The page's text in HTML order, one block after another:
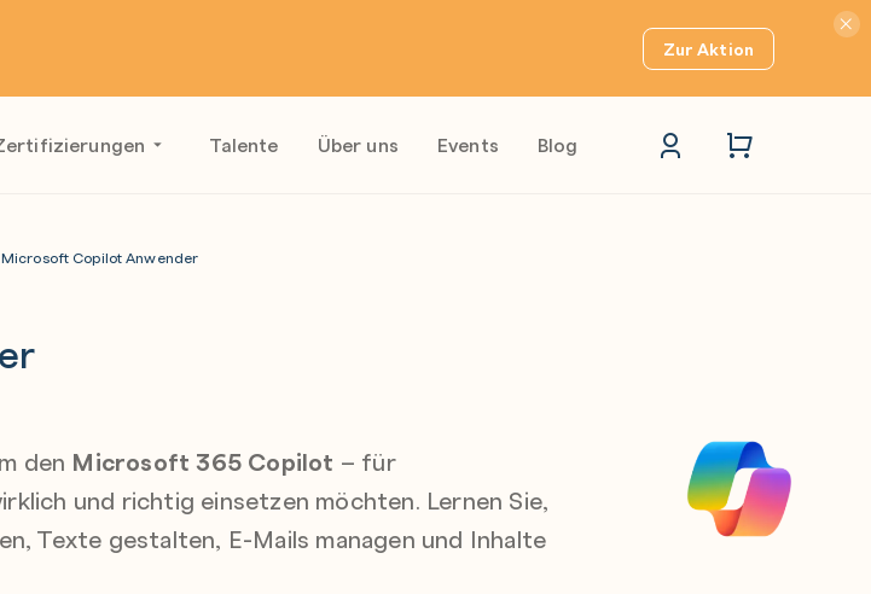
Zur Aktion
Talente Über uns Events Blog
Microsoft Copilot Anwender
den Microsoft 365 Copilot – für
und richtig einsetzen möchten. Lernen Sie,
Texte gestalten, E-Mails managen und Inhalte